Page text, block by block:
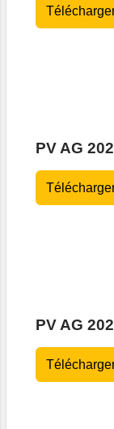
PV AG
PV AG